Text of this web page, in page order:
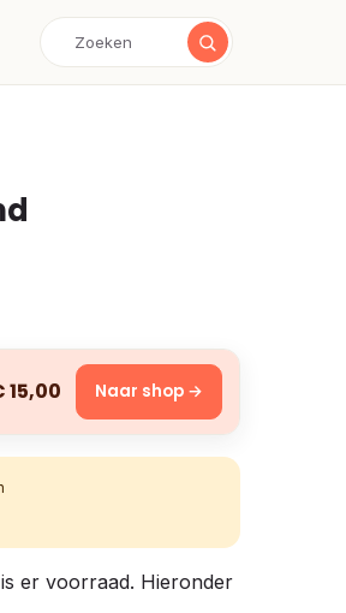
15,00 Naar shop →
er voorraad. Hieronder